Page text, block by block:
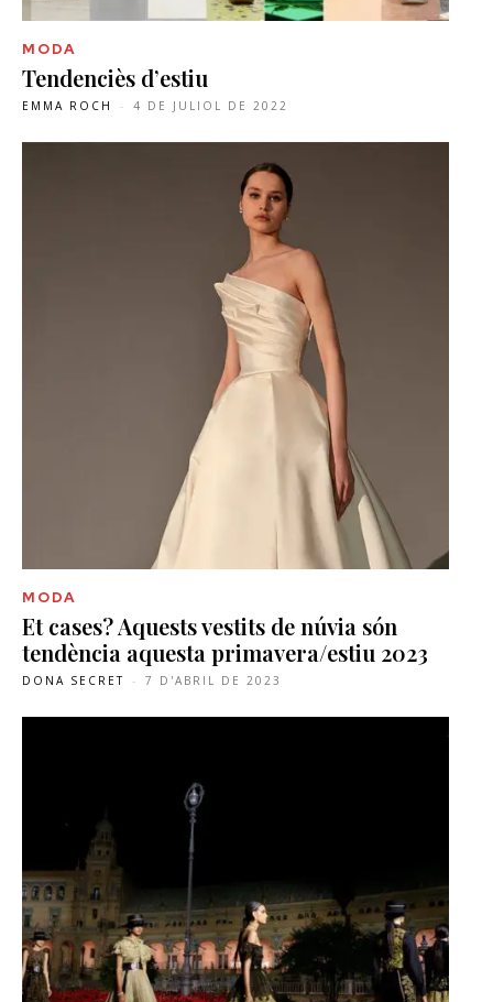
MODA
Tendenciès d’estiu
EMMA ROCH - 4 DE JULIOL DE 2022
MODA
Et cases? Aquests vestits de núvia són
tendència aquesta primavera/estiu 2023
DONA SECRET - 7 D'ABRIL DE 2023